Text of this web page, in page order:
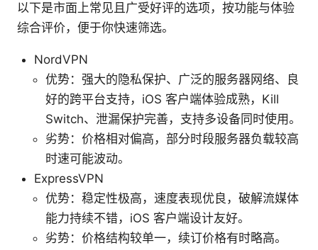
以下是市面上常见且广受好评的选项，按功能与体验
综合评价，便于你快速筛选。
NordVPN
优势：强大的隐私保护、广泛的服务器网络、良
好的跨平台支持，iOS 客户端体验成熟，Kill
Switch、泄漏保护完善，支持多设备同时使用。
劣势：价格相对偏高，部分时段服务器负载较高
时速可能波动。
ExpressVPN
优势：稳定性极高，速度表现优良，破解流媒体
能力持续不错，iOS 客户端设计友好。
劣势：价格结构较单一，续订价格有时略高。